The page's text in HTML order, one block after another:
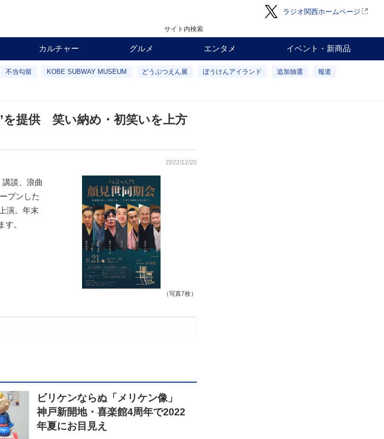
ラジオ関西ホームページ
サイト内検索
カルチャー グルメ エンタメ イベント・新商品
不当勾留 KOBE SUBWAY MUSEUM どうぶつえん展 ぼうけんアイランド 追加抽選 報道
を提供 笑い納め・初笑いを上方
2022/12/20
（写真7枚）
講談、浪曲
プンした
演。年末
。
ビリケンならぬ「メリケン像」
神戸新開地・喜楽館4周年で2022
年夏にお目見え